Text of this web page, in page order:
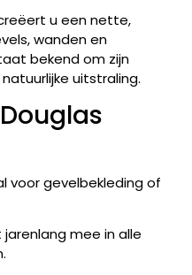
u een nette,
wanden en
bekend om zijn
uitstraling.
voor gevelbekleding of
mee in alle